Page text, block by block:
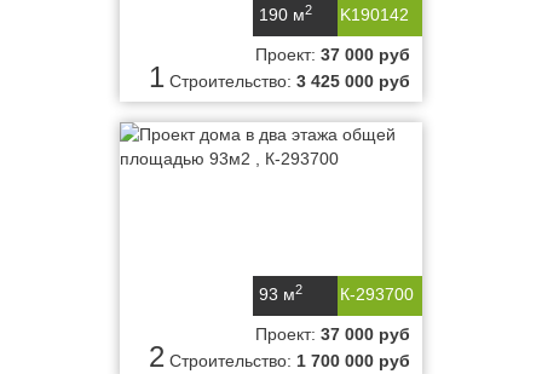
K190142
190 м2
1
Проект: 37 000 руб
Строительство: 3 425 000 руб
К-293700
93 м2
2
Проект: 37 000 руб
Строительство: 1 700 000 руб